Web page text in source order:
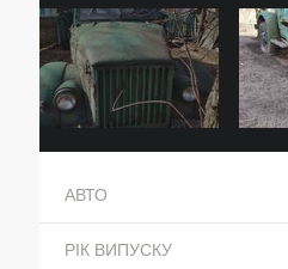
АВТО
РІК ВИПУСКУ